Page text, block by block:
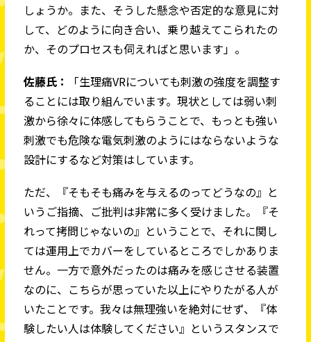
しょうか。また、そうした懸念や否定的な意見に対
して、どのように向き合い、乗り越えてこられたの
か、そのプロセスも伺えればと思います」。
佐藤氏：
「生理痛VRについても刺激の強度を調整す
ることには取り組んでいます。現状としては弱い刺
激から徐々に体感してもらうことで、もっとも強い
刺激でも危険な電気刺激のようにはならないような
設計にするなど対策はしています。
ただ、『そもそも痛みを与えるのってどうなの』と
いうご指摘、ご批判は非常に多く受けました。『そ
れって拷問じゃないの』ということで、それに関し
ては運用上でカバーをしているところでしかありま
せん。一方で意外だったのは痛みを感じさせる装置
なのに、こちらが思っていた以上にやりたがる人が
いたことです。我々は無理強いを絶対にせず、『体
験したい人は体験してください』というスタンスで